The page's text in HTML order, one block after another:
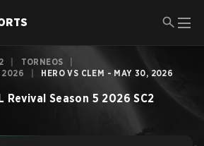
TORNEOS
2026
HERO VS CLEM - MAY 30, 2026
Revival Season 5 2026 SC2